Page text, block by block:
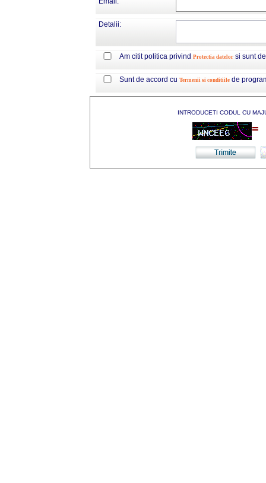
Detalii:
Am citit politica privind Protectia datelor si sunt
Sunt de accord cu Termenii si conditiile de
INTRODUCETI CODUL CU
=